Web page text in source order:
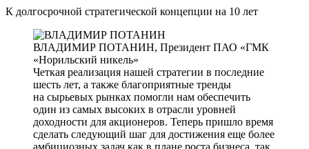
К долгосрочной стратегической концепции на 10 лет
ВЛАДИМИР ПОТАНИН, Президент ПАО «ГМК
«Норильский никель»
Четкая реализация нашей стратегии в последние
шесть лет, а также благоприятные тренды
на сырьевых рынках помогли нам обеспечить
один из самых высоких в отрасли уровней
доходности для акционеров. Теперь пришло время
сделать следующий шаг для достижения еще более
амбициозных задач как в плане роста бизнеса, так